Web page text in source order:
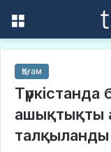
Қоғам
ашықтықты
талқыланды